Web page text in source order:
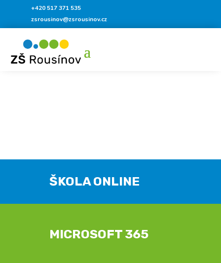
+420 517 371 535
zsrousinov@zsrousinov.cz
ŠKOLA ONLINE
MICROSOFT 365